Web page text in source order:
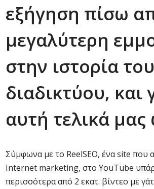
εξήγηση πίσω
μεγαλύτερη
στην ιστορία του
διαδικτύου, και
αυτή τελικά μας
Σύμφωνα με το ReelSEO, ένα site που
Internet marketing, στο YouTube
περισσότερα από 2 εκατ. βίντεο με